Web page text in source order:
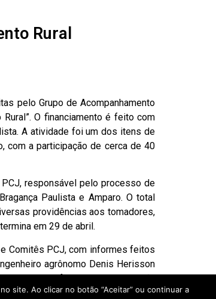
Rural
pelo Grupo de Acompanhamento
O financiamento é feito com
A atividade foi um dos itens de
com a participação de cerca de 40
responsável pelo processo de
Paulista e Amparo. O total
providências aos tomadores,
em 29 de abril.
Comitês PCJ, com informes feitos
agrônomo Denis Herisson
que fez uma apresentação
Paulista).
site. Ao clicar no botão “Aceitar” ou continuar a